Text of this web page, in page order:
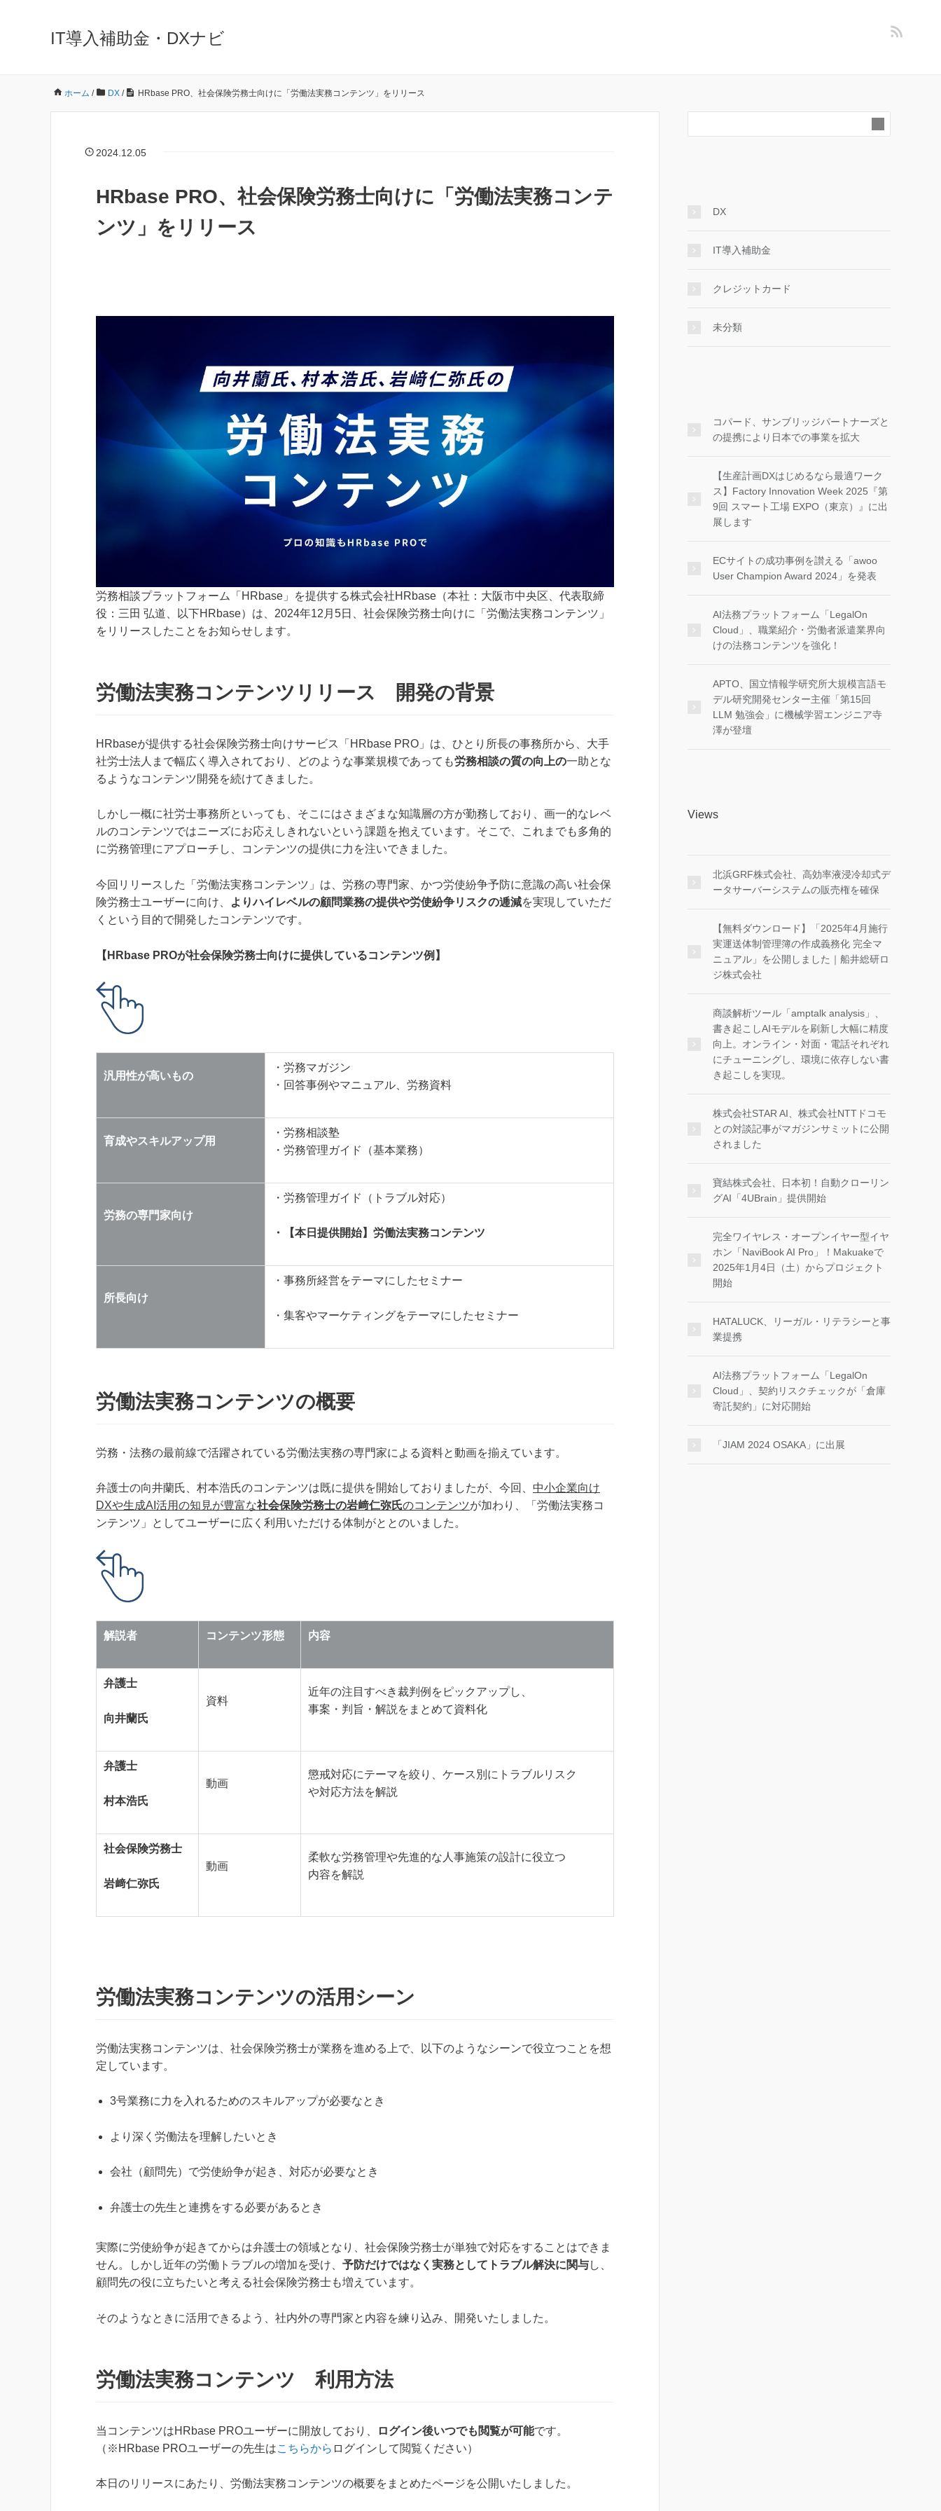
IT導入補助金・DXナビ
ホーム / DX / HRbase PRO、社会保険労務士向けに「労働法実務コンテンツ」をリリース
2024.12.05
HRbase PRO、社会保険労務士向けに「労働法実務コンテ
ンツ」をリリース
労務相談プラットフォーム「HRbase」を提供する株式会社HRbase（本社：大阪市中央区、代表取締
役：三田 弘道、以下HRbase）は、2024年12月5日、社会保険労務士向けに「労働法実務コンテンツ」
をリリースしたことをお知らせします。
労働法実務コンテンツリリース 開発の背景
HRbaseが提供する社会保険労務士向けサービス「HRbase PRO」は、ひとり所長の事務所から、大手
社労士法人まで幅広く導入されており、どのような事業規模であっても労務相談の質の向上の一助とな
るようなコンテンツ開発を続けてきました。
しかし一概に社労士事務所といっても、そこにはさまざまな知識層の方が勤務しており、画一的なレベ
ルのコンテンツではニーズにお応えしきれないという課題を抱えています。そこで、これまでも多角的
に労務管理にアプローチし、コンテンツの提供に力を注いできました。
今回リリースした「労働法実務コンテンツ」は、労務の専門家、かつ労使紛争予防に意識の高い社会保
険労務士ユーザーに向け、
よりハイレベルの顧問業務の提供や労使紛争リスクの逓減を実現していただ
くという目的で開発したコンテンツです。
【HRbase PROが社会保険労務士向けに提供しているコンテンツ例】
汎用性が高いもの
・労務マガジン
・回答事例やマニュアル、労務資料
育成やスキルアップ用
・労務相談塾
・労務管理ガイド（基本業務）
労務の専門家向け
・労務管理ガイド（トラブル対応）
・【本日提供開始】労働法実務コンテンツ
所長向け
・事務所経営をテーマにしたセミナー
・集客やマーケティングをテーマにしたセミナー
労働法実務コンテンツの概要
労務・法務の最前線で活躍されている労働法実務の専門家による資料と動画を揃えています。
弁護士の向井蘭氏、村本浩氏のコンテンツは既に提供を開始しておりましたが、今回、 中小企業向け
DXや生成AI活用の知見が豊富な社会保険労務士の岩﨑仁弥氏のコンテンツが加わり、「労働法実務コ
ンテンツ」としてユーザーに広く利用いただける体制がととのいました。
解説者 コンテンツ形態 内容
弁護士
向井蘭氏
資料
近年の注目すべき裁判例をピックアップし、
事案・判旨・解説をまとめて資料化
弁護士
村本浩氏
動画
懲戒対応にテーマを絞り、ケース別にトラブルリスク
や対応方法を解説
社会保険労務士
岩﨑仁弥氏
動画
柔軟な労務管理や先進的な人事施策の設計に役立つ
内容を解説
労働法実務コンテンツの活用シーン
労働法実務コンテンツは、社会保険労務士が業務を進める上で、以下のようなシーンで役立つことを想
定しています。
3号業務に力を入れるためのスキルアップが必要なとき
より深く労働法を理解したいとき
会社（顧問先）で労使紛争が起き、対応が必要なとき
弁護士の先生と連携をする必要があるとき
実際に労使紛争が起きてからは弁護士の領域となり、社会保険労務士が単独で対応をすることはできま
せん。しかし近年の労働トラブルの増加を受け、 予防だけではなく実務としてトラブル解決に関与し、
顧問先の役に立ちたいと考える社会保険労務士も増えています。
そのようなときに活用できるよう、社内外の専門家と内容を練り込み、開発いたしました。
労働法実務コンテンツ 利用方法
当コンテンツはHRbase PROユーザーに開放しており、 ログイン後いつでも閲覧が可能です。
（※HRbase PROユーザーの先生はこちらから ログインして閲覧ください）
本日のリリースにあたり、労働法実務コンテンツの概要をまとめたページを公開いたしました。
DX
IT導入補助金
クレジットカード
未分類
コパード、サンブリッジパートナーズと
の提携により日本での事業を拡大
【生産計画DXはじめるなら最適ワーク
ス】Factory Innovation Week 2025『第
9回 スマート工場 EXPO（東京）』に出
展します
ECサイトの成功事例を讃える「awoo
User Champion Award 2024」を発表
AI法務プラットフォーム「LegalOn
Cloud」、職業紹介・労働者派遣業界向
けの法務コンテンツを強化！
APTO、国立情報学研究所大規模言語モ
デル研究開発センター主催「第15回
LLM 勉強会」に機械学習エンジニア寺
澤が登壇
Views
北浜GRF株式会社、高効率液浸冷却式デ
ータサーバーシステムの販売権を確保
【無料ダウンロード】「2025年4月施行
実運送体制管理簿の作成義務化 完全マ
ニュアル」を公開しました｜船井総研ロ
ジ株式会社
商談解析ツール「amptalk analysis」、
書き起こしAIモデルを刷新し大幅に精度
向上。オンライン・対面・電話それぞれ
にチューニングし、環境に依存しない書
き起こしを実現。
株式会社STAR AI、株式会社NTTドコモ
との対談記事がマガジンサミットに公開
されました
寶結株式会社、日本初！自動クローリン
グAI「4UBrain」提供開始
完全ワイヤレス・オープンイヤー型イヤ
ホン「NaviBook AI Pro」！Makuakeで
2025年1月4日（土）からプロジェクト
開始
HATALUCK、リーガル・リテラシーと事
業提携
AI法務プラットフォーム「LegalOn
Cloud」、契約リスクチェックが「倉庫
寄託契約」に対応開始
「JIAM 2024 OSAKA」に出展